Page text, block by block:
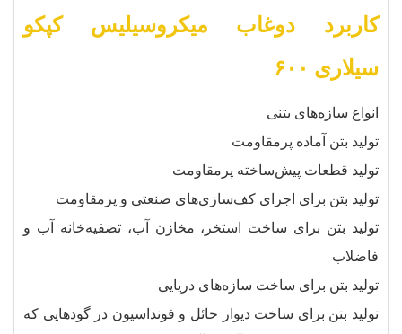
کاربرد دوغاب میکروسیلیس کپکو
سیلاری ۶۰۰
انواع سازه‌های بتنی
تولید بتن آماده پرمقاومت
تولید قطعات پیش‌ساخته پرمقاومت
تولید بتن برای اجرای کف‌سازی‌های صنعتی و پرمقاومت
تولید بتن برای ساخت استخر، مخازن آب، تصفیه‌خانه آب و
فاضلاب
تولید بتن برای ساخت سازه‌های دریایی
تولید بتن برای ساخت دیوار حائل و فونداسیون در گودهایی که